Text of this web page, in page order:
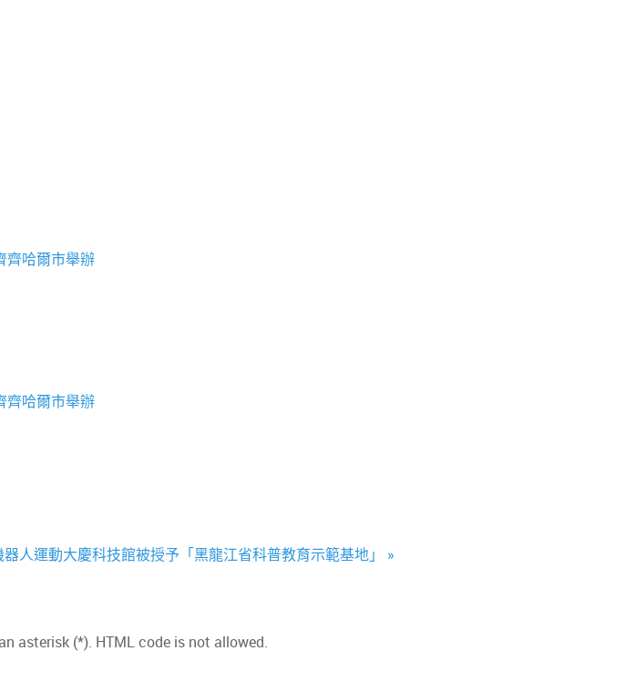
齊哈爾市舉辦
齊哈爾市舉辦
器人運動大慶科技館被授予「黑龍江省科普教育示範基地」 »
asterisk (*). HTML code is not allowed.